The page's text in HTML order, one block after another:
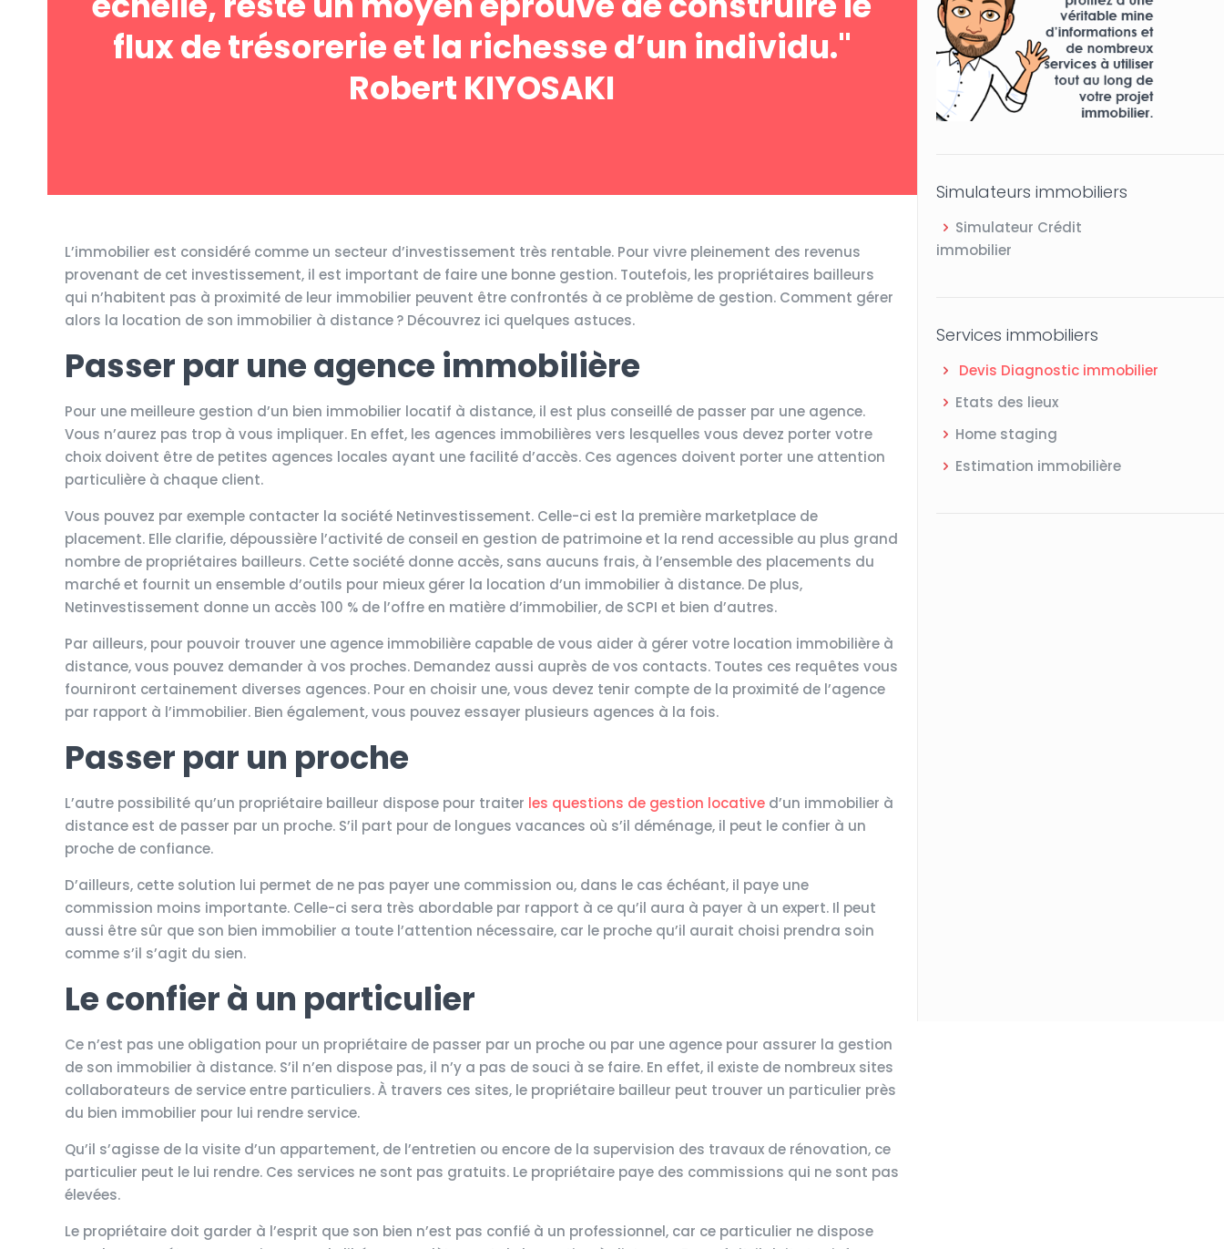
flux de trésorerie et la richesse d’un individu."
Robert KIYOSAKI
L’immobilier est considéré comme un secteur d’investissement très rentable. Pour vivre pleinement des revenus
provenant de cet investissement, il est important de faire une bonne gestion. Toutefois, les propriétaires bailleurs
qui n’habitent pas à proximité de leur immobilier peuvent être confrontés à ce problème de gestion. Comment gérer
alors la location de son immobilier à distance ? Découvrez ici quelques astuces.
Passer par une agence immobilière
Pour une meilleure gestion d’un bien immobilier locatif à distance, il est plus conseillé de passer par une agence.
Vous n’aurez pas trop à vous impliquer. En effet, les agences immobilières vers lesquelles vous devez porter votre
choix doivent être de petites agences locales ayant une facilité d’accès. Ces agences doivent porter une attention
particulière à chaque client.
Vous pouvez par exemple contacter la société Netinvestissement. Celle-ci est la première marketplace de
placement. Elle clarifie, dépoussière l’activité de conseil en gestion de patrimoine et la rend accessible au plus grand
nombre de propriétaires bailleurs. Cette société donne accès, sans aucuns frais, à l’ensemble des placements du
marché et fournit un ensemble d’outils pour mieux gérer la location d’un immobilier à distance. De plus,
Netinvestissement donne un accès 100 % de l’offre en matière d’immobilier, de SCPI et bien d’autres.
Par ailleurs, pour pouvoir trouver une agence immobilière capable de vous aider à gérer votre location immobilière à
distance, vous pouvez demander à vos proches. Demandez aussi auprès de vos contacts. Toutes ces requêtes vous
fourniront certainement diverses agences. Pour en choisir une, vous devez tenir compte de la proximité de l’agence
par rapport à l’immobilier. Bien également, vous pouvez essayer plusieurs agences à la fois.
Passer par un proche
L’autre possibilité qu’un propriétaire bailleur dispose pour traiter les questions de gestion locative d’un immobilier à
distance est de passer par un proche. S’il part pour de longues vacances où s’il déménage, il peut le confier à un
proche de confiance.
D’ailleurs, cette solution lui permet de ne pas payer une commission ou, dans le cas échéant, il paye une
commission moins importante. Celle-ci sera très abordable par rapport à ce qu’il aura à payer à un expert. Il peut
aussi être sûr que son bien immobilier a toute l’attention nécessaire, car le proche qu’il aurait choisi prendra soin
comme s’il s’agit du sien.
Le confier à un particulier
Ce n’est pas une obligation pour un propriétaire de passer par un proche ou par une agence pour assurer la gestion
de son immobilier à distance. S’il n’en dispose pas, il n’y a pas de souci à se faire. En effet, il existe de nombreux sites
collaborateurs de service entre particuliers. À travers ces sites, le propriétaire bailleur peut trouver un particulier près
du bien immobilier pour lui rendre service.
Qu’il s’agisse de la visite d’un appartement, de l’entretien ou encore de la supervision des travaux de rénovation, ce
particulier peut le lui rendre. Ces services ne sont pas gratuits. Le propriétaire paye des commissions qui ne sont pas
élevées.
Le propriétaire doit garder à l’esprit que son bien n’est pas confié à un professionnel, car ce particulier ne dispose
Simulateurs immobiliers
Simulateur Crédit
immobilier
Services immobiliers
Devis Diagnostic immobilier
Etats des lieux
Home staging
Estimation immobilière